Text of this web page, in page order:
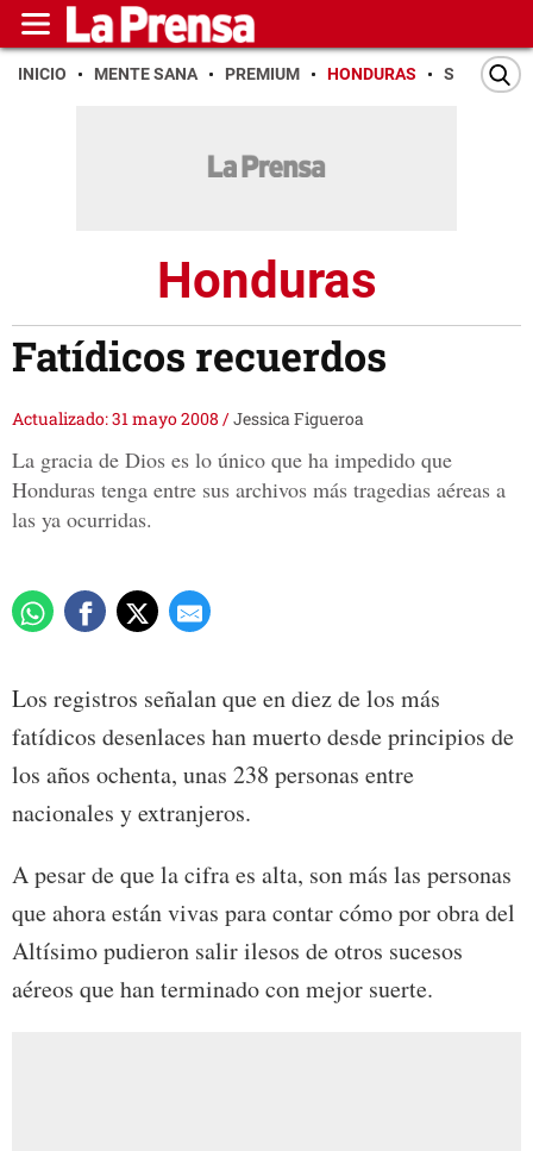
INICIO MENTE SANA PREMIUM HONDURAS SAN PEDRO
Honduras
Fatídicos recuerdos
Actualizado: 31 mayo 2008 /Jessica Figueroa
La gracia de Dios es lo único que ha impedido que
Honduras tenga entre sus archivos más tragedias aéreas a
las ya ocurridas.
Los registros señalan que en diez de los más
fatídicos desenlaces han muerto desde principios de
los años ochenta, unas 238 personas entre
nacionales y extranjeros.
A pesar de que la cifra es alta, son más las personas
que ahora están vivas para contar cómo por obra del
Altísimo pudieron salir ilesos de otros sucesos
aéreos que han terminado con mejor suerte.